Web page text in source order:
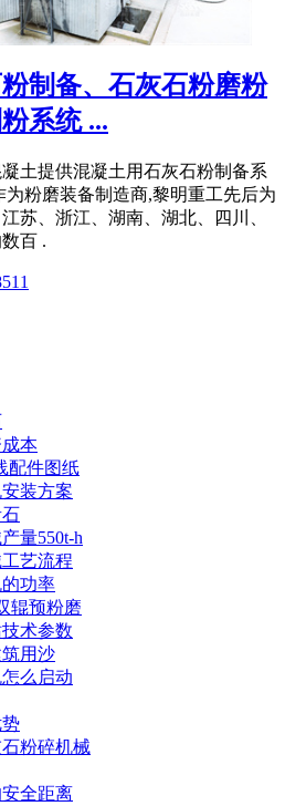
制备、石灰石粉磨粉
系统 ...
土提供混凝土用石灰石粉制备系
粉磨装备制造商,黎明重工先后为
苏、浙江、湖南、湖北、四川、
百 .
本
配件图纸
装方案
量550t-h
艺流程
功率
辊预粉磨
术参数
用沙
么启动
粉碎机械
全距离